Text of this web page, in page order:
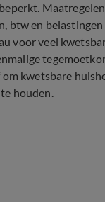
btw en
voor veel
kwetsbare
houden.